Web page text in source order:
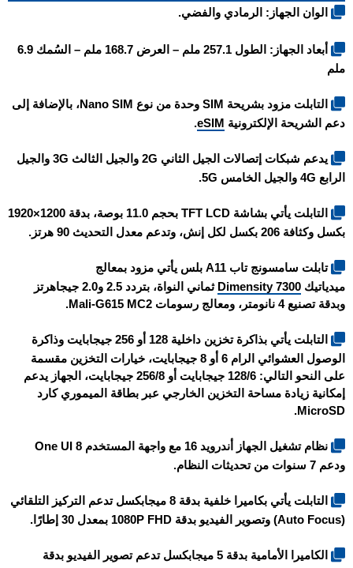
الوان الجهاز: الرمادي والفضي.
أبعاد الجهاز: الطول 257.1 ملم – العرض 168.7 ملم – السُمك 6.9
ملم
التابلت مزود بشريحة SIM وحدة من نوع Nano SIM، بالإضافة إلى
دعم الشريحة الإلكترونية eSIM
.
يدعم شبكات إتصالات الجيل الثاني 2G والجيل الثالث 3G والجيل
الرابع 4G والجيل الخامس 5G.
التابلت يأتي بشاشة TFT LCD بحجم 11.0 بوصة، بدقة 1200×1920
بكسل وكثافة 206 بكسل لكل إنش، وتدعم معدل التحديث 90 هرتز.
تابلت سامسونج تاب A11 بلس
يأتي مزود بمعالج
ميدياتيك Dimensity 7300
ثماني النواة، بتردد 2.5 و2.0 جيجاهرتز
وبدقة تصنيع 4 نانومتر، ومعالج رسومات Mali-G615 MC2.
التابلت يأتي بذاكرة تخزين داخلية 128 أو 256 جيجابايت وذاكرة
الوصول العشوائي الرام 6 أو 8 جيجابايت، خيارات التخزين مقسمة
على النحو التالي: 128/6 جيجابايت أو 256/8 جيجابايت، الجهاز يدعم
إمكانية زيادة مساحة التخزين الخارجي عبر بطاقة الميموري كارد
MicroSD.
نظام تشغيل الجهاز أندرويد 16 مع واجهة المستخدم One UI 8
ودعم 7 سنوات من تحديثات النظام.
التابلت يأتي بكاميرا خلفية بدقة 8 ميجابكسل تدعم التركيز التلقائي
(Auto Focus) وتصوير الفيديو بدقة 1080P FHD بمعدل 30 إطارًا.
الكاميرا الأمامية بدقة 5 ميجابكسل تدعم تصوير الفيديو بدقة